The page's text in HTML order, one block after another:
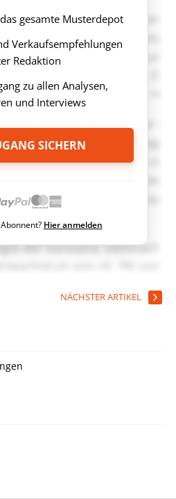
gesamte Musterdepot
Verkaufsempfehlungen
Redaktion
zu allen Analysen,
und Interviews
SICHERN
Hier anmelden
NÄCHSTER ARTIKEL